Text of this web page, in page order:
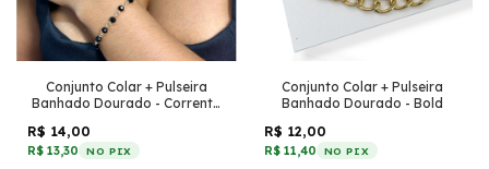
Conjunto Colar + Pulseira
Banhado Dourado - Corrente
R$ 14,00
R$ 13,30 NO PIX
Conjunto Colar + Pulseira
Banhado Dourado - Bold
R$ 12,00
R$ 11,40 NO PIX